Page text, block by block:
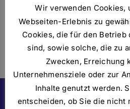
Wir verwenden Cookies,
Webseiten-Erlebnis zu
Cookies, die für den Betrieb
sind, sowie solche, die zu
Zwecken, Erreichung
Unternehmensziele oder zur
Inhalte genutzt werden.
entscheiden, ob Sie die nicht